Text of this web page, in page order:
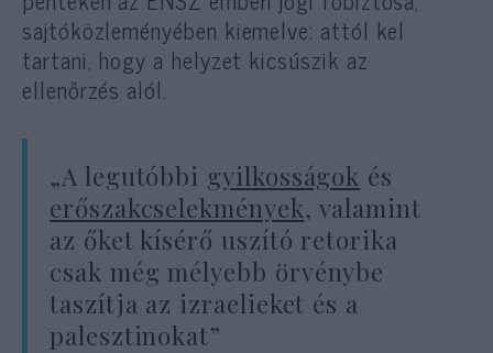
sajtóközleményében kiemelve: attól kel
tartani, hogy a helyzet kicsúszik az
ellenőrzés alól.
„A legutóbbi gyilkosságok és
erőszakcselekmények, valamint
az őket kísérő uszító retorika
csak még mélyebb örvénybe
taszítja az izraelieket és a
palesztinokat”